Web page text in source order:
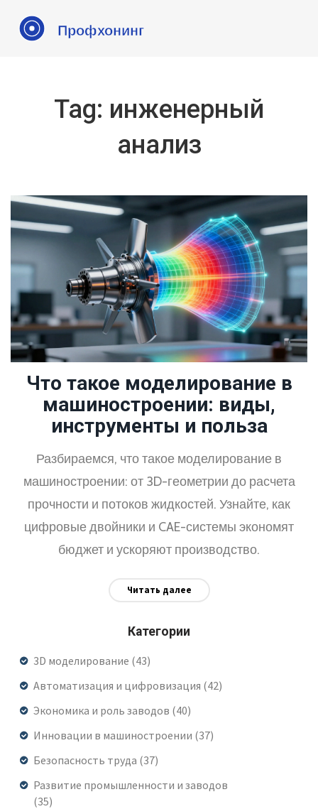
Tag: инженерный
анализ
Что такое моделирование в
машиностроении: виды,
инструменты и польза
Разбираемся, что такое моделирование в
машиностроении: от 3D-геометрии до расчета
прочности и потоков жидкостей. Узнайте, как
цифровые двойники и CAE-системы экономят
бюджет и ускоряют производство.
Читать далее
Категории
3D моделирование (43)
Автоматизация и цифровизация (42)
Экономика и роль заводов (40)
Инновации в машиностроении (37)
Безопасность труда (37)
Развитие промышленности и заводов
(35)